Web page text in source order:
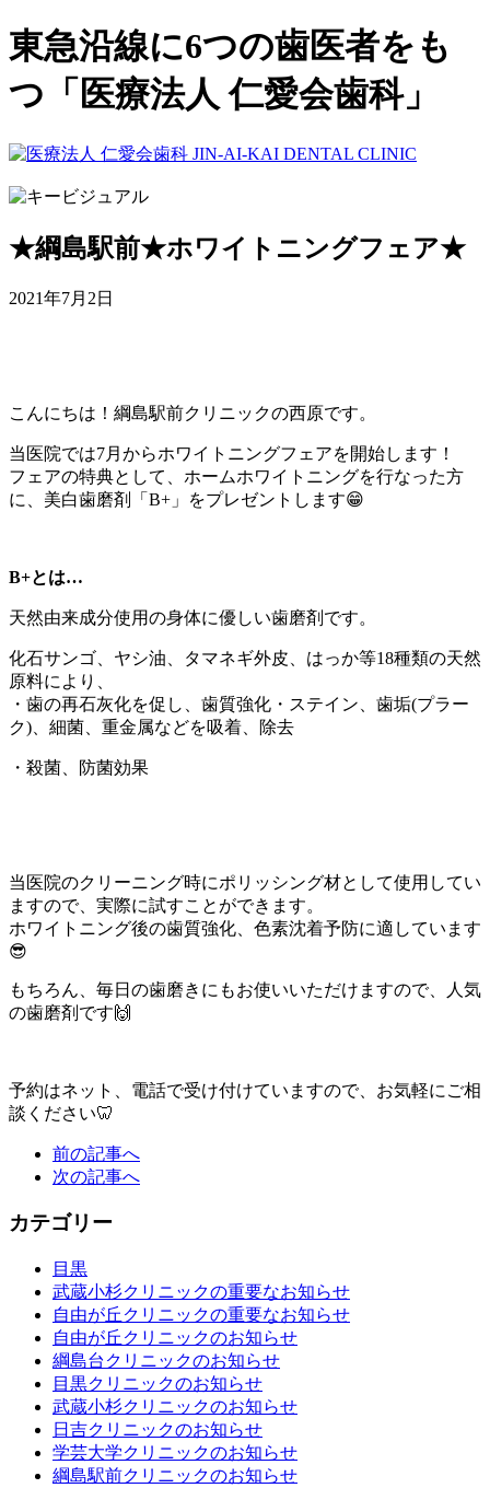
東急沿線に6つの歯医者をも
つ「医療法人 仁愛会歯科」
★綱島駅前★ホワイトニングフェア★
2021年7月2日
こんにちは！綱島駅前クリニックの西原です。
当医院では7月からホワイトニングフェアを開始します！
フェアの特典として、ホームホワイトニングを行なった方
に、美白歯磨剤「B+」をプレゼントします😁
B+とは…
天然由来成分使用の身体に優しい歯磨剤です。
化石サンゴ、ヤシ油、タマネギ外皮、はっか等18種類の天然
原料により、
・歯の再石灰化を促し、歯質強化・ステイン、歯垢(プラー
ク)、細菌、重金属などを吸着、除去
・殺菌、防菌効果
当医院のクリーニング時にポリッシング材として使用してい
ますので、実際に試すことができます。
ホワイトニング後の歯質強化、色素沈着予防に適しています
😎
もちろん、毎日の歯磨きにもお使いいただけますので、人気
の歯磨剤です🙌
予約はネット、電話で受け付けていますので、お気軽にご相
談ください🦷
前の記事へ
次の記事へ
カテゴリー
目黒
武蔵小杉クリニックの重要なお知らせ
自由が丘クリニックの重要なお知らせ
自由が丘クリニックのお知らせ
綱島台クリニックのお知らせ
目黒クリニックのお知らせ
武蔵小杉クリニックのお知らせ
日吉クリニックのお知らせ
学芸大学クリニックのお知らせ
綱島駅前クリニックのお知らせ